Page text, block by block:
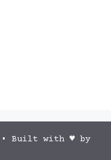
• Built with ♥ by